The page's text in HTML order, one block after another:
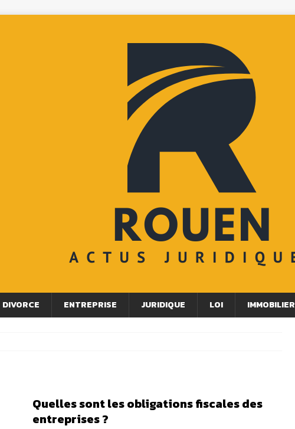
DIVORCE ENTREPRISE JURIDIQUE LOI IMMOBILIER
Quelles sont les obligations fiscales des
entreprises ?